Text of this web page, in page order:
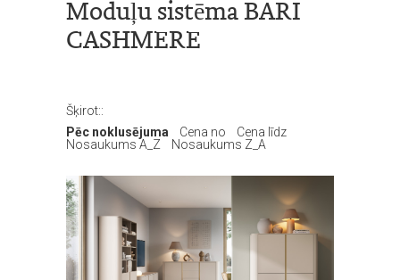
Moduļu sistēma BARI
CASHMERE
Šķirot::
Pēc noklusējuma
Cena no
Cena līdz
Nosaukums A_Z
Nosaukums Z_A